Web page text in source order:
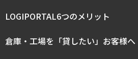
LOGIPORTAL6つのメリット
倉庫・工場を「貸したい」お客様へ